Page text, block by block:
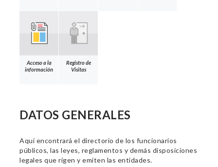
Acceso a la
información
Registro de
Visitas
DATOS GENERALES
Aquí encontrará el directorio de los funcionarios
públicos, las leyes, reglamentos y demás disposiciones
legales que rigen y emiten las entidades.